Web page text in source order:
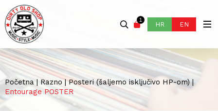
1
HR EN
Početna | Razno|Posteri (šaljemo isključivo HP-om)|
Entourage POSTER